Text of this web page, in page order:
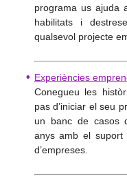
programa us ajuda
habilitats i
qualsevol projecte
Experiències
Conegueu les
pas d’iniciar el seu
un banc de casos
anys amb el suport
d’empreses.